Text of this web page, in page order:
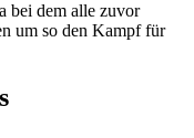
bei dem alle zuvor
um so den Kampf für